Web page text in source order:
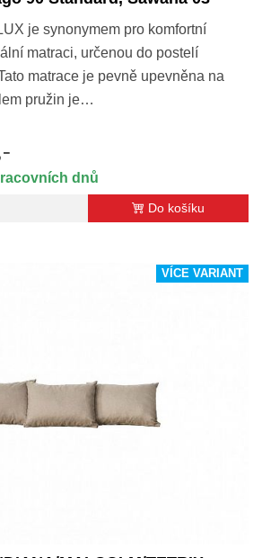
je synonymem pro komfortní
matraci, určenou do postelí
matrace je pevně upevněna na
pružin je…
dnů
Do košíku
VÍCE VARIANT